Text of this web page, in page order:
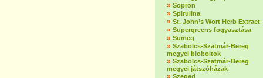
» Sopron
» Spirulina
» St. John’s Wort Herb Extract
» Supergreens fogyasztása
» Sümeg
» Szabolcs-Szatmár-Bereg
megyei bioboltok
» Szabolcs-Szatmár-Bereg
megyei játszóházak
» Szeged